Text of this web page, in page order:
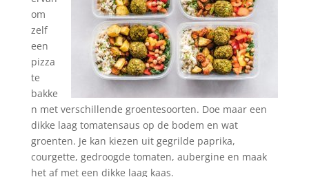
om
zelf
een
pizza
te
bakke
n met verschillende groentesoorten. Doe maar een
dikke laag tomatensaus op de bodem en wat
groenten. Je kan kiezen uit gegrilde paprika,
courgette, gedroogde tomaten, aubergine en maak
het af met een dikke laag kaas.